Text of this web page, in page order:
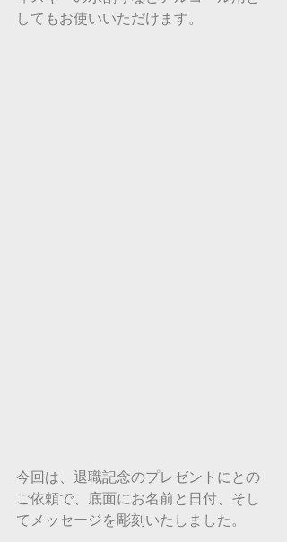
してもお使いいただけます。
今回は、退職記念のプレゼントにとの
ご依頼で、底面にお名前と日付、そし
てメッセージを彫刻いたしました。